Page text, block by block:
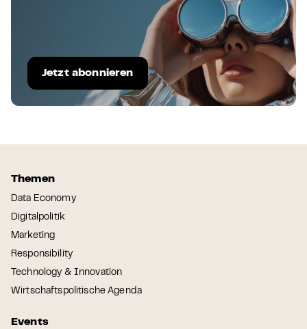
Jetzt abonnieren
Themen
Data Economy
Digitalpolitik
Marketing
Responsibility
Technology & Innovation
Wirtschaftspolitische Agenda
Events